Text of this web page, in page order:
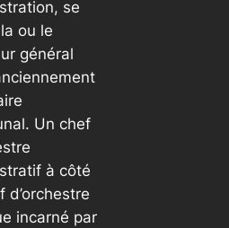
se
ou le
général
Un chef
à côté
d’orchestre
incarné par